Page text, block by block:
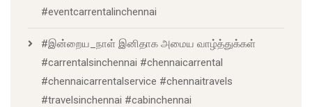
#eventcarrentalinchennai
#இன்றைய_நாள் இனிதாக அமைய வாழ்த்துக்கள்
#carrentalsinchennai #chennaicarrental
#chennaicarrentalservice #chennaitravels
#travelsinchennai #cabinchennai